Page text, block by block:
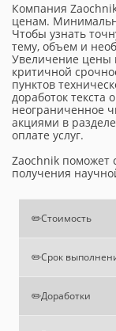
Компания
ценам.
Чтобы узнать
тему, объем и
Увеличение цены
критичной
пунктов
доработок текста
неограниченное
акциями в
оплате услуг.
Zaochnik поможет
получения
✏️Стоимость
✏️Срок
✏️Доработки